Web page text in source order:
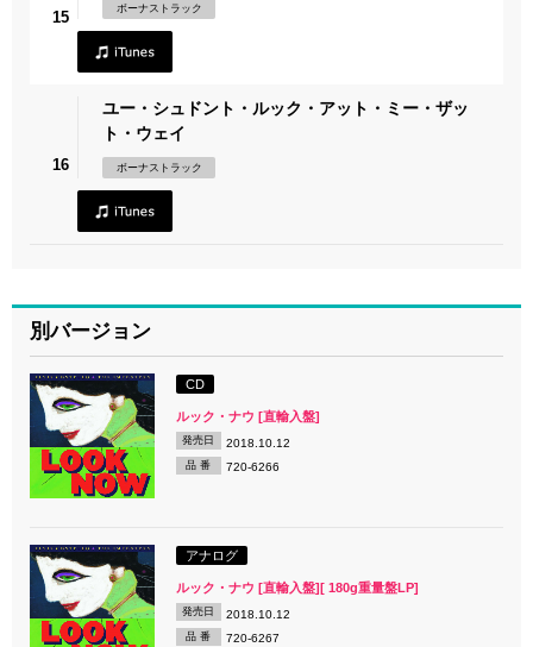
15 ボーナストラック
16
ユー・シュドント・ルック・アット・ミー・ザッ
ト・ウェイ
ボーナストラック
別バージョン
CD
ルック・ナウ [直輸入盤]
発売日 2018.10.12
品 番 720-6266
アナログ
ルック・ナウ [直輸入盤][ 180g重量盤LP]
発売日 2018.10.12
品 番 720-6267